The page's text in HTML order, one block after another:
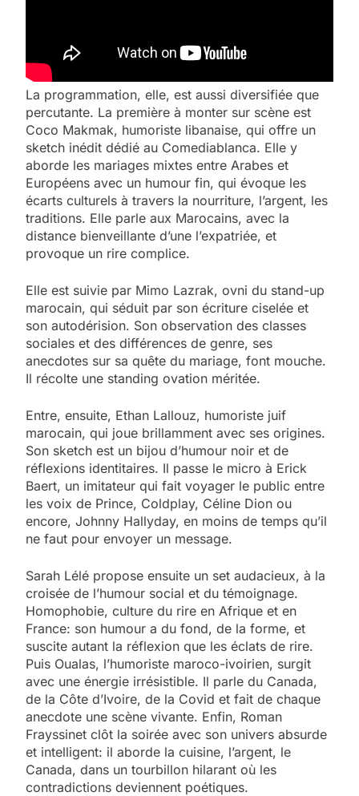
La programmation, elle, est aussi diversifiée que
percutante. La première à monter sur scène est
Coco Makmak, humoriste libanaise, qui offre un
sketch inédit dédié au Comediablanca. Elle y
aborde les mariages mixtes entre Arabes et
Européens avec un humour fin, qui évoque les
écarts culturels à travers la nourriture, l’argent, les
traditions. Elle parle aux Marocains, avec la
distance bienveillante d’une l’expatriée, et
provoque un rire complice.
Elle est suivie par Mimo Lazrak, ovni du stand-up
marocain, qui séduit par son écriture ciselée et
son autodérision. Son observation des classes
sociales et des différences de genre, ses
anecdotes sur sa quête du mariage, font mouche.
Il récolte une standing ovation méritée.
Entre, ensuite, Ethan Lallouz, humoriste juif
marocain, qui joue brillamment avec ses origines.
Son sketch est un bijou d’humour noir et de
réflexions identitaires. Il passe le micro à Erick
Baert, un imitateur qui fait voyager le public entre
les voix de Prince, Coldplay, Céline Dion ou
encore, Johnny Hallyday, en moins de temps qu’il
ne faut pour envoyer un message.
Sarah Lélé propose ensuite un set audacieux, à la
croisée de l’humour social et du témoignage.
Homophobie, culture du rire en Afrique et en
France: son humour a du fond, de la forme, et
suscite autant la réflexion que les éclats de rire.
Puis Oualas, l’humoriste maroco-ivoirien, surgit
avec une énergie irrésistible. Il parle du Canada,
de la Côte d’Ivoire, de la Covid et fait de chaque
anecdote une scène vivante. Enfin, Roman
Frayssinet clôt la soirée avec son univers absurde
et intelligent: il aborde la cuisine, l’argent, le
Canada, dans un tourbillon hilarant où les
contradictions deviennent poétiques.